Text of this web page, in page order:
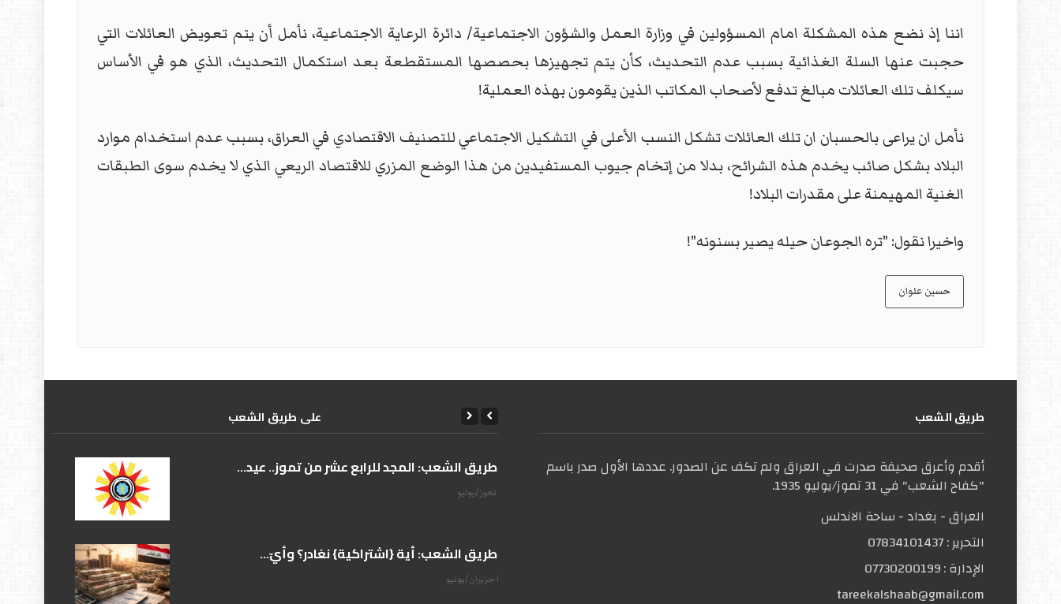
اننا إذ نضع هذه المشكلة امام المسؤولين في وزارة العمل والشؤون الاجتماعية/ دائرة الرعاية الاجتماعية، نأمل أن يتم تعويض العائلات التي
حجبت عنها السلة الغذائية بسبب عدم التحديث، كأن يتم تجهيزها بحصصها المستقطعة بعد استكمال التحديث، الذي هو في الأساس
سيكلف تلك العائلات مبالغ تدفع لأصحاب المكاتب الذين يقومون بهذه العملية!
نأمل ان يراعى بالحسبان ان تلك العائلات تشكل النسب الأعلى في التشكيل الاجتماعي للتصنيف الاقتصادي في العراق، بسبب عدم استخدام موارد
البلاد بشكل صائب يخدم هذه الشرائح، بدلا من إتخام جيوب المستفيدين من هذا الوضع المزري للاقتصاد الريعي الذي لا يخدم سوى الطبقات
الغنية المهيمنة على مقدرات البلاد!
واخيرا نقول: "تره الجوعان حيله يصير بسنونه"!
حسين علوان
طریق الشعب
أقدم وأعرق صحيفة صدرت في العراق ولم تكف عن الصدور. عددها الأول صدر باسم
"كفاح الشعب" في 31 تموز/يوليو 1935.
العراق - بغداد - ساحة الاندلس
التحریر :07834101437
الإدارة :07730200199
tareekalshaab@gmail.com
علی طریق الشعب
على طريق الشعب: المجد للرابع عشر من تموز.. عيد...
على طريق الشعب: أية {اشتراكية} نغادر؟ وأيّ...
07 حزيران/يونيو